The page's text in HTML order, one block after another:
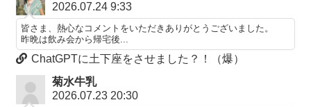
2026.07.24 9:33
皆さま、熱心なコメントをいただきありがとうございました。
昨晩は飲み会から帰宅後...
ChatGPTに土下座をさせました？！（爆）
菊水牛乳
2026.07.23 20:30